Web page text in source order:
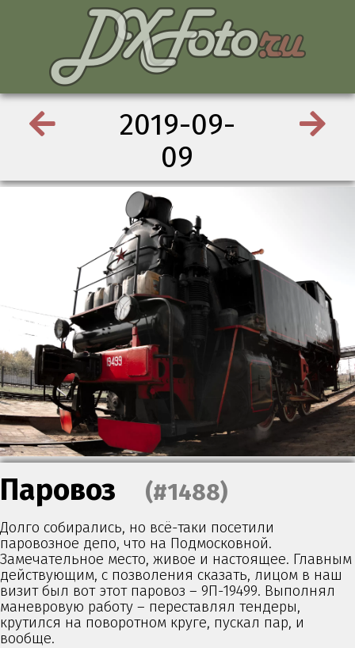
2019-09-
09
Паровоз (#1488)
Долго собирались, но всё-таки посетили
паровозное депо, что на Подмосковной.
Замечательное место, живое и настоящее. Главным
действующим, с позволения сказать, лицом в наш
визит был вот этот паровоз – 9П-19499. Выполнял
маневровую работу – переставлял тендеры,
крутился на поворотном круге, пускал пар, и
вообще.